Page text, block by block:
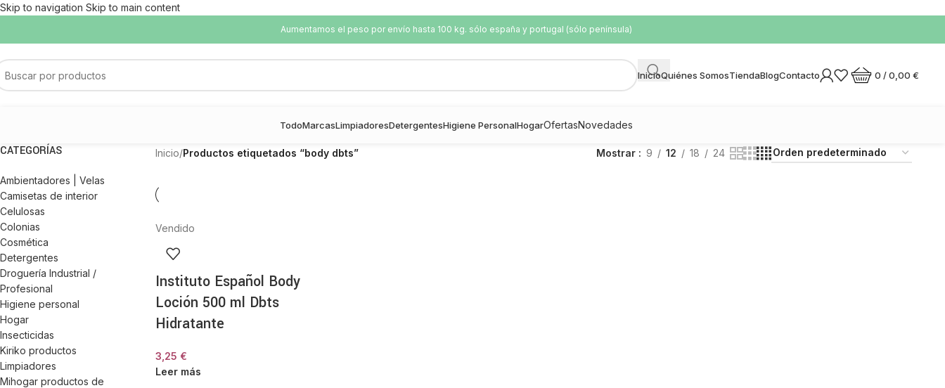
Skip to navigation Skip to main content
Aumentamos el peso por envío hasta 100 kg. sólo españa y portugal (sólo península)
InicioQuiénes SomosTiendaBlogContacto 0 /0,00 €
TodoMarcasLimpiadoresDetergentesHigiene PersonalHogarOfertasNovedades
CATEGORÍAS
Ambientadores | Velas
Camisetas de interior
Celulosas
Colonias
Cosmética
Detergentes
Droguería Industrial /
Profesional
Higiene personal
Hogar
Insecticidas
Kiriko productos
Limpiadores
Mihogar productos de
Inicio/Productos etiquetados “body dbts” Mostrar 9 12 18 24
Vendido
Instituto Español Body
Loción 500 ml Dbts
Hidratante
3,25 €
Leer más